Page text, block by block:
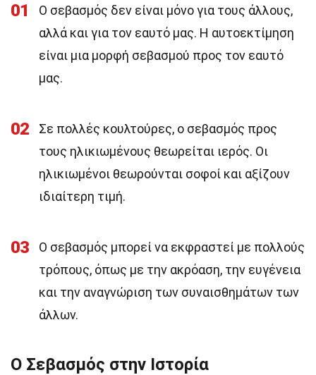
01
Ο σεβασμός δεν είναι μόνο για τους άλλους,
αλλά και για τον εαυτό μας. Η αυτοεκτίμηση
είναι μια μορφή σεβασμού προς τον εαυτό
μας.
02
Σε πολλές κουλτούρες, ο σεβασμός προς
τους ηλικιωμένους θεωρείται ιερός. Οι
ηλικιωμένοι θεωρούνται σοφοί και αξίζουν
ιδιαίτερη τιμή.
03
Ο σεβασμός μπορεί να εκφραστεί με πολλούς
τρόπους, όπως με την ακρόαση, την ευγένεια
και την αναγνώριση των συναισθημάτων των
άλλων.
Ο Σεβασμός στην Ιστορία